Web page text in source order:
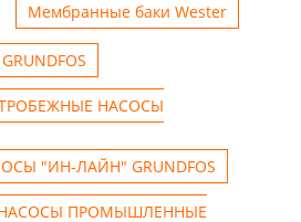
Мембранные баки Wester
НАСОСЫ
"ИН-ЛАЙН" GRUNDFOS
ПРОМЫШЛЕННЫЕ